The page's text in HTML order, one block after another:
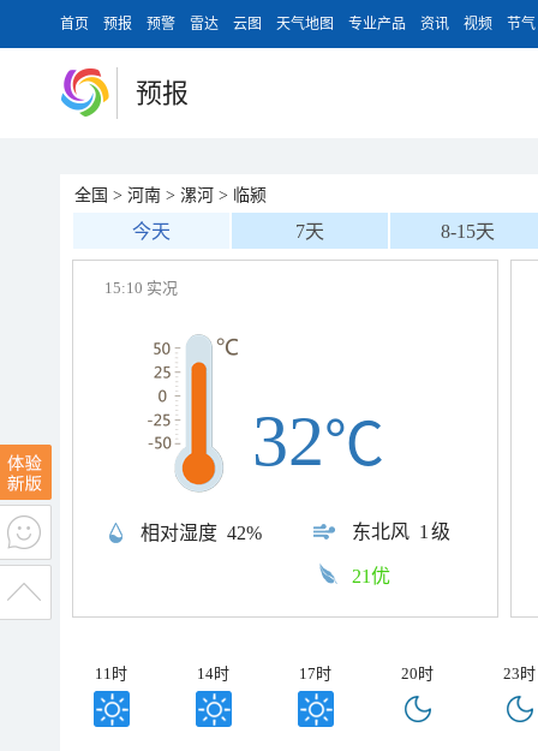
首页 预报 预警 雷达 云图 天气地图 专业产品 资讯 视频 节气
预报
全国 > 河南 > 漯河 > 临颍
今天 7天 8-15天
15:10 实况
相对湿度 42% 东北风 1级
32℃
21优
11时 14时 17时 20时 23时